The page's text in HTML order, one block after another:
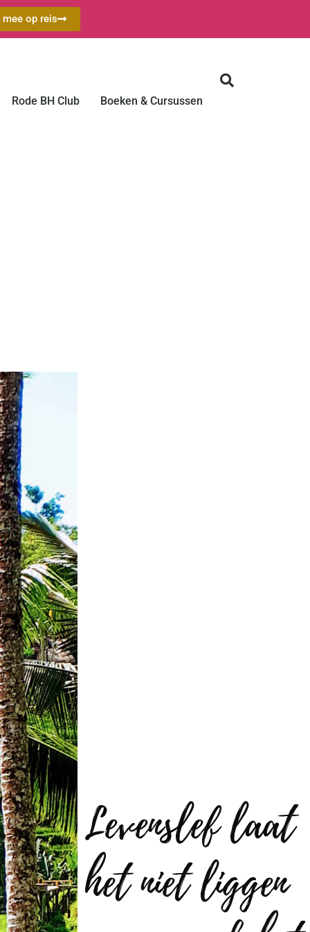
mee op reis
Rode BH Club Boeken & Cursussen
Levenslef laat
het niet liggen